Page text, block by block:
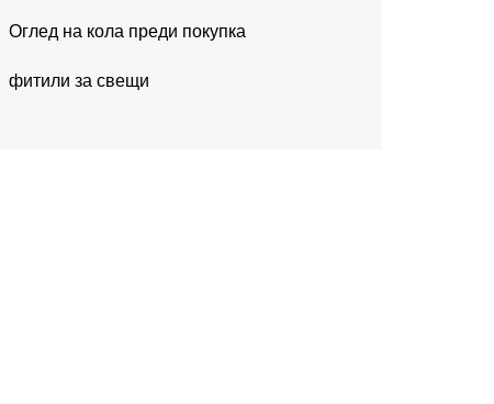
Оглед на кола преди покупка
фитили за свещи